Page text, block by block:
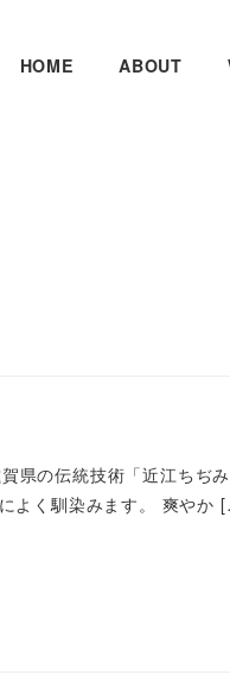
HOME ABOUT
県の伝統技術「近江ちぢ
よく馴染みます。 爽やか